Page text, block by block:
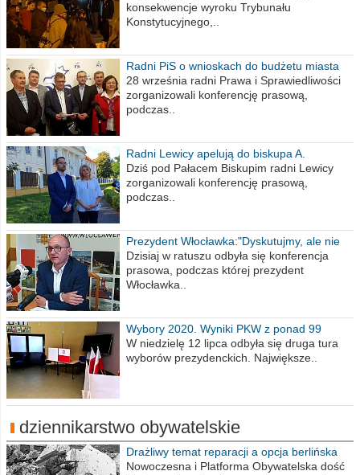
konsekwencje wyroku Trybunału
Konstytucyjnego,..
Radni PiS o wnioskach do budżetu miasta
na 2021 rok
28 września radni Prawa i Sprawiedliwości
zorganizowali konferencję prasową,
podczas..
Radni Lewicy apelują do biskupa A.
Wiesława Meringa
Dziś pod Pałacem Biskupim radni Lewicy
zorganizowali konferencję prasową,
podczas..
Prezydent Włocławka:"Dyskutujmy, ale nie
obrażajmy się”
Dzisiaj w ratuszu odbyła się konferencja
prasowa, podczas której prezydent
Włocławka..
Wybory 2020. Wyniki PKW z ponad 99
procent obwodów
W niedzielę 12 lipca odbyła się druga tura
wyborów prezydenckich. Największe..
dziennikarstwo obywatelskie
Drażliwy temat reparacji a opcja berlińska
Nowoczesna i Platforma Obywatelska dość